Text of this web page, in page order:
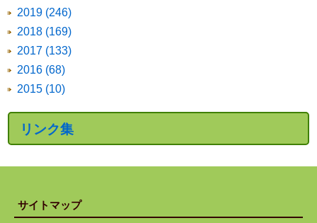
2019 (246)
2018 (169)
2017 (133)
2016 (68)
2015 (10)
リンク集
サイトマップ